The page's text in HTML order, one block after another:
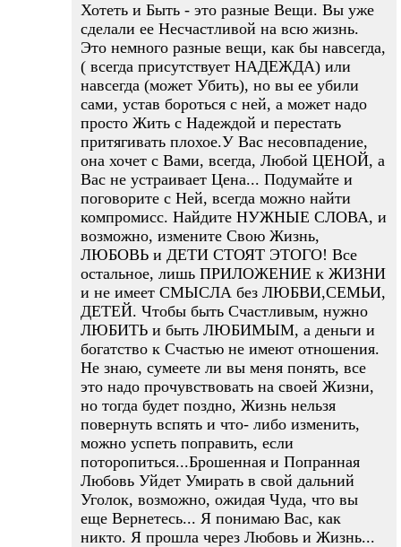
Хотеть и Быть - это разные Вещи. Вы уже
сделали ее Несчастливой на всю жизнь.
Это немного разные вещи, как бы навсегда,
( всегда присутствует НАДЕЖДА) или
навсегда (может Убить), но вы ее убили
сами, устав бороться с ней, а может надо
просто Жить с Надеждой и перестать
притягивать плохое.У Вас несовпадение,
она хочет с Вами, всегда, Любой ЦЕНОЙ, а
Вас не устраивает Цена... Подумайте и
поговорите с Ней, всегда можно найти
компромисс. Найдите НУЖНЫЕ СЛОВА, и
возможно, измените Свою Жизнь,
ЛЮБОВЬ и ДЕТИ СТОЯТ ЭТОГО! Все
остальное, лишь ПРИЛОЖЕНИЕ к ЖИЗНИ
и не имеет СМЫСЛА без ЛЮБВИ,СЕМЬИ,
ДЕТЕЙ. Чтобы быть Счастливым, нужно
ЛЮБИТЬ и быть ЛЮБИМЫМ, а деньги и
богатство к Счастью не имеют отношения.
Не знаю, сумеете ли вы меня понять, все
это надо прочувствовать на своей Жизни,
но тогда будет поздно, Жизнь нельзя
повернуть вспять и что- либо изменить,
можно успеть поправить, если
поторопиться...Брошенная и Попранная
Любовь Уйдет Умирать в свой дальний
Уголок, возможно, ожидая Чуда, что вы
еще Вернетесь... Я понимаю Вас, как
никто. Я прошла через Любовь и Жизнь...